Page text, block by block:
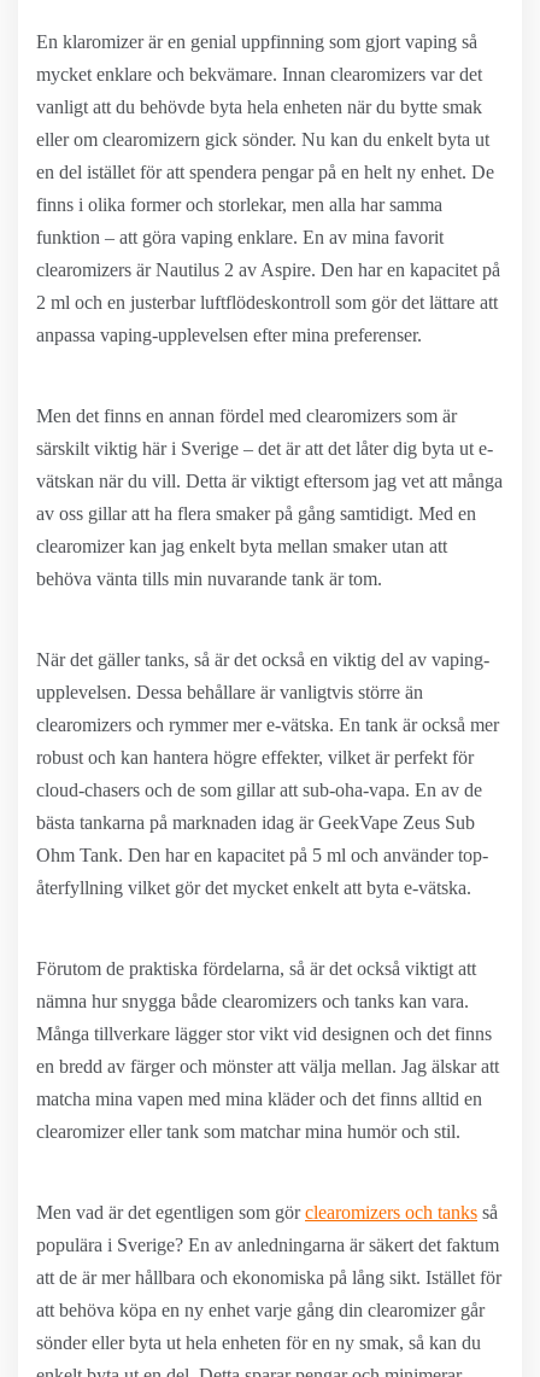
En klaromizer är en genial uppfinning som gjort vaping så
mycket enklare och bekvämare. Innan clearomizers var det
vanligt att du behövde byta hela enheten när du bytte smak
eller om clearomizern gick sönder. Nu kan du enkelt byta ut
en del istället för att spendera pengar på en helt ny enhet. De
finns i olika former och storlekar, men alla har samma
funktion – att göra vaping enklare. En av mina favorit
clearomizers är Nautilus 2 av Aspire. Den har en kapacitet på
2 ml och en justerbar luftflödeskontroll som gör det lättare att
anpassa vaping-upplevelsen efter mina preferenser.
Men det finns en annan fördel med clearomizers som är
särskilt viktig här i Sverige – det är att det låter dig byta ut e-
vätskan när du vill. Detta är viktigt eftersom jag vet att många
av oss gillar att ha flera smaker på gång samtidigt. Med en
clearomizer kan jag enkelt byta mellan smaker utan att
behöva vänta tills min nuvarande tank är tom.
När det gäller tanks, så är det också en viktig del av vaping-
upplevelsen. Dessa behållare är vanligtvis större än
clearomizers och rymmer mer e-vätska. En tank är också mer
robust och kan hantera högre effekter, vilket är perfekt för
cloud-chasers och de som gillar att sub-oha-vapa. En av de
bästa tankarna på marknaden idag är GeekVape Zeus Sub
Ohm Tank. Den har en kapacitet på 5 ml och använder top-
återfyllning vilket gör det mycket enkelt att byta e-vätska.
Förutom de praktiska fördelarna, så är det också viktigt att
nämna hur snygga både clearomizers och tanks kan vara.
Många tillverkare lägger stor vikt vid designen och det finns
en bredd av färger och mönster att välja mellan. Jag älskar att
matcha mina vapen med mina kläder och det finns alltid en
clearomizer eller tank som matchar mina humör och stil.
Men vad är det egentligen som görclearomizers och tanks så
populära i Sverige? En av anledningarna är säkert det faktum
att de är mer hållbara och ekonomiska på lång sikt. Istället för
att behöva köpa en ny enhet varje gång din clearomizer går
sönder eller byta ut hela enheten för en ny smak, så kan du